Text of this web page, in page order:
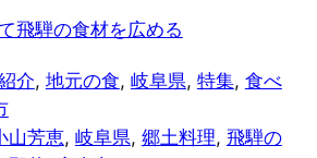
飛騨の食材を広める
介, 地元の食, 岐阜県, 特集, 食べ
山芳恵, 岐阜県, 郷土料理, 飛騨の